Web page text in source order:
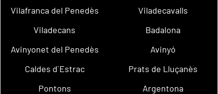
Vilafranca del Penedès
Viladecavalls
Viladecans
Badalona
Avinyonet del Penedès
Avinyó
Caldes d´Estrac
Prats de Lluçanès
Pontons
Argentona